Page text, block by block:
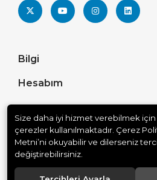
Bilgi
Hesabım
© 2025 Carine Shop . Tüm
Yasal Uyarılar Vitrin Ürünler
Size daha iyi hizmet verebilmek
çerezler kullanılmaktadır. Çerez
Metni’ni okuyabilir ve dilerseniz
değiştirebilirsiniz.